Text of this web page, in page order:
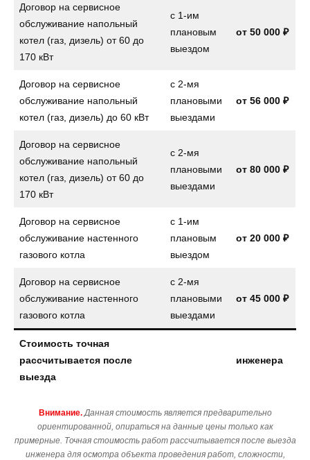
Договор на сервисное
обслуживание напольный
котел (газ, дизель) от 60 до
170 кВт
с 1-им
плановым
выездом
от 50 000 ₽
Договор на сервисное
обслуживание напольный
котел (газ, дизель) до 60 кВт
с 2-мя
плановыми
выездами
от 56 000 ₽
Договор на сервисное
обслуживание напольный
котел (газ, дизель) от 60 до
170 кВт
с 2-мя
плановыми
выездами
от 80 000 ₽
Договор на сервисное
обслуживание настенного
газового котла
с 1-им
плановым
выездом
от 20 000 ₽
Договор на сервисное
обслуживание настенного
газового котла
с 2-мя
плановыми
выездами
от 45 000 ₽
Стоимость точная
рассчитывается после
выезда
инженера
Внимание. Данная стоимость является предварительно
ориентированной, опираться на данные цены только как
примерные. Точная стоимость работ рассчитывается после выезда
инженера для осмотра объекта проведения работ, сложности,